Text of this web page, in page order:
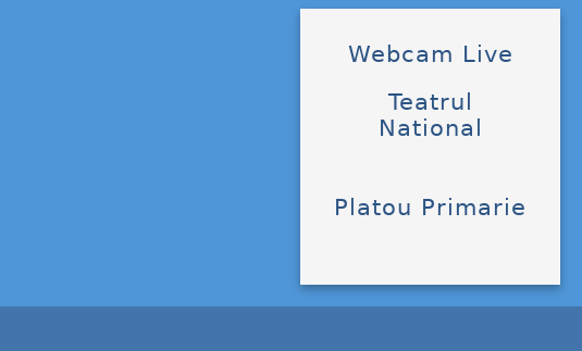
Webcam Live
Teatrul
National
Platou Primarie